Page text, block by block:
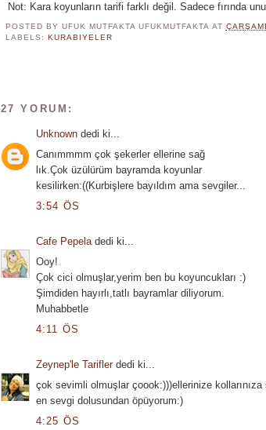
Not: Kara koyunların tarifi farklı değil. Sadece fırında
POSTED BY UFUK MUTFAKTAUFUKMUTFAKTA AT
LABELS:KURABIYELER
27 YORUM:
Unknowndedi ki...
Canımmmm çok şekerler ellerine sağ
lık.Çok üzülürüm bayramda koyunlar
kesilirken:((Kurbişlere bayıldım ama sevgiler...
3:54 ÖS
Cafe Pepeladedi ki...
Ooy!
Çok cici olmuşlar,yerim ben bu koyuncukları :)
Şimdiden hayırlı,tatlı bayramlar diliyorum.
Muhabbetle
4:11 ÖS
Zeynep'le Tariflerdedi ki...
çok sevimli olmuşlar çoook:)))ellerinize kollarınıza
en sevgi dolusundan öpüyorum:)
4:25 ÖS